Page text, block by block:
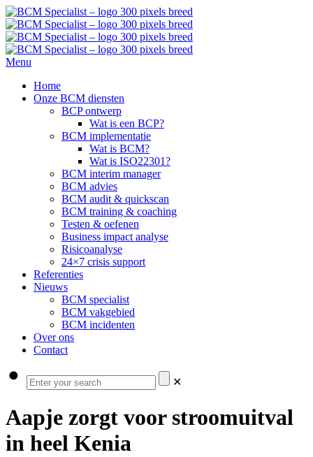
Menu
Home
Onze BCM diensten
BCP ontwerp
Wat is een BCP?
BCM implementatie
Wat is BCM?
Wat is ISO22301?
BCM interim manager
BCM advies
BCM audit & quickscan
BCM training & coaching
Testen & oefenen
Business impact analyse
Risicoanalyse
24×7 crisis support
Referenties
Nieuws
BCM specialist
BCM vakgebied
BCM incidenten
Over ons
Contact
✕
Aapje zorgt voor stroomuitval
in heel Kenia